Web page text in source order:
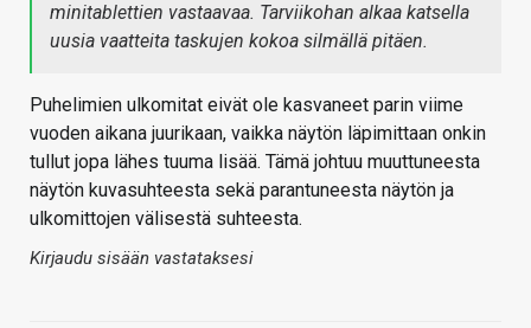
minitablettien vastaavaa. Tarviikohan alkaa katsella
uusia vaatteita taskujen kokoa silmällä pitäen.
Puhelimien ulkomitat eivät ole kasvaneet parin viime
vuoden aikana juurikaan, vaikka näytön läpimittaan onkin
tullut jopa lähes tuuma lisää. Tämä johtuu muuttuneesta
näytön kuvasuhteesta sekä parantuneesta näytön ja
ulkomittojen välisestä suhteesta.
Kirjaudu sisään vastataksesi